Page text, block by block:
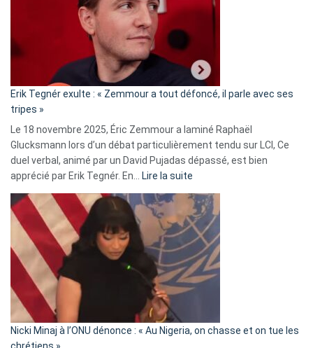
secrète
«
C’est
fake
news
»
Erik Tegnér exulte : « Zemmour a tout défoncé, il parle avec ses
tripes »
Le 18 novembre 2025, Éric Zemmour a laminé Raphaël
Glucksmann lors d’un débat particulièrement tendu sur LCI, Ce
duel verbal, animé par un David Pujadas dépassé, est bien
apprécié par Erik Tegnér. En…
Lire la suite
Tegnér
exulte
« Zemmour
a
tout
parle
Nicki Minaj à l’ONU dénonce : « Au Nigeria, on chasse et on tue les